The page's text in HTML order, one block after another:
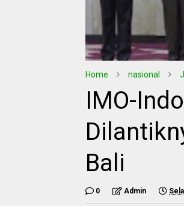
Home nasional
IMO-
Bali
0 Admin